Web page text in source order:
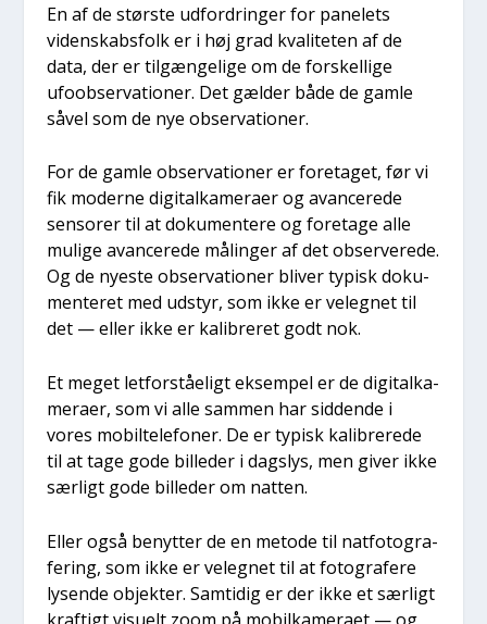
En af de stør­ste udfor­drin­ger for pane­lets
viden­skabs­folk er i høj grad kva­li­te­ten af de
data, der er til­gæn­ge­li­ge om de for­skel­li­ge
ufoob­ser­va­tio­ner. Det gæl­der både de gam­le
såvel som de nye obser­va­tio­ner.
For de gam­le obser­va­tio­ner er fore­ta­get, før vi
fik moder­ne digi­tal­ka­me­ra­er og avan­ce­re­de
sen­so­rer til at doku­men­te­re og fore­ta­ge alle
muli­ge avan­ce­re­de målin­ger af det obser­ve­re­de.
Og de nye­ste obser­va­tio­ner bli­ver typisk doku­
men­te­ret med udstyr, som ikke er vel­eg­net til
det — eller ikke er kali­bre­ret godt nok.
Et meget let­for­stå­e­ligt eksem­pel er de digi­tal­ka­
me­ra­er, som vi alle sam­men har sid­den­de i
vores mobil­te­le­fo­ner. De er typisk kali­bre­re­de
til at tage gode bil­le­der i dags­lys, men giver ikke
sær­ligt gode bil­le­der om nat­ten.
Eller også benyt­ter de en meto­de til nat­fo­to­gra­
fe­ring, som ikke er vel­eg­net til at foto­gra­fe­re
lysen­de objek­ter. Sam­ti­dig er der ikke et sær­ligt
kraf­tigt visu­elt zoom på mobil­ka­me­ra­et — og